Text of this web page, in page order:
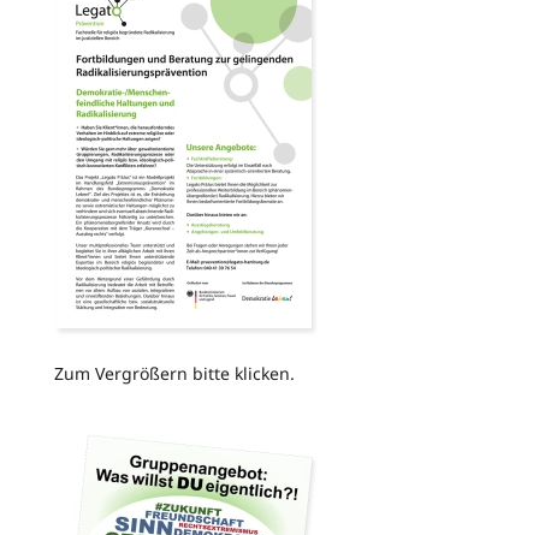
Zum Vergrößern bitte klicken.